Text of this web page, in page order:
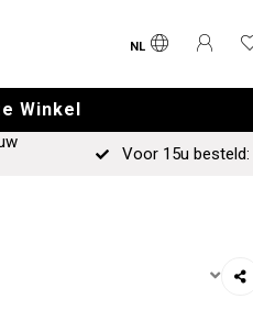
NL
Winkel
Voor 15u